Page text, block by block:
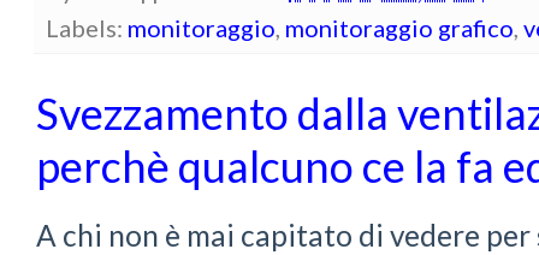
Labels: monitoraggio, monitoraggio grafico,
Svezzamento dalla
perchè qualcuno ce la fa
A chi non è mai capitato di vedere